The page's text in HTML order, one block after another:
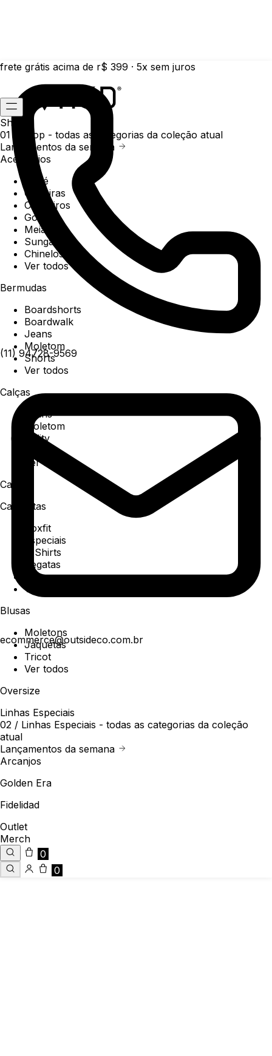
frete grátis acima de r$ 399 · 5x sem juros
(11) 94728-9569
ecommerce@outsideco.com.br
Shop
01 /
Shop - todas as categorias da coleção atual
Lançamentos da semana
Acessórios
Boné
Carteiras
Chaveiros
Gorros
Meias
Sunga
Chinelos
Ver todos
Bermudas
Boardshorts
Boardwalk
Jeans
Moletom
Shorts
Ver todos
Calças
Jeans
Moletom
Utility
Ver todos
Camisa
Camisetas
Boxfit
Especiais
T-Shirts
Regatas
Polo
Ver todos
Blusas
Moletons
Jaquetas
Tricot
Ver todos
Oversize
Linhas Especiais
02 / Linhas Especiais - todas as categorias da coleção
atual
Lançamentos da semana
Arcanjos
Golden Era
Fidelidad
Outlet
Merch
0
0